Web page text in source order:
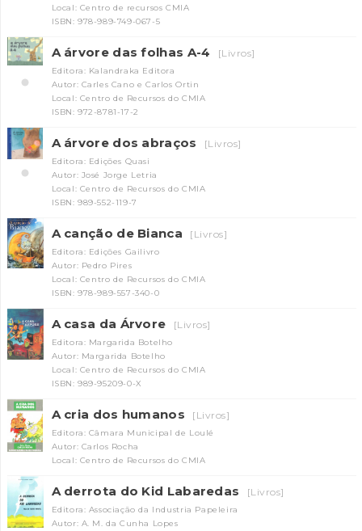
Local: Centro de recursos CMIA
ISBN: 978-989-749-067-5
A árvore das folhas A-4 [Livros]
Editora: Kalandraka Editora
Autor: Carles Cano e Carlos Ortin
Local: Centro de Recursos do CMIA
ISBN: 972-8781-17-2
A árvore dos abraços [Livros]
Editora: Edições Quasi
Autor: José Jorge Letria
Local: Centro de Recursos do CMIA
ISBN: 989-552-119-7
A canção de Bianca [Livros]
Editora: Edições Gailivro
Autor: Pedro Pires
Local: Centro de Recursos do CMIA
ISBN: 978-989-557-340-0
A casa da Árvore [Livros]
Editora: Margarida Botelho
Autor: Margarida Botelho
Local: Centro de Recursos do CMIA
ISBN: 989-95209-0-X
A cria dos humanos [Livros]
Editora: Câmara Municipal de Loulé
Autor: Carlos Rocha
Local: Centro de Recursos do CMIA
A derrota do Kid Labaredas [Livros]
Editora: Associação da Industria Papeleira
Autor: A. M. da Cunha Lopes